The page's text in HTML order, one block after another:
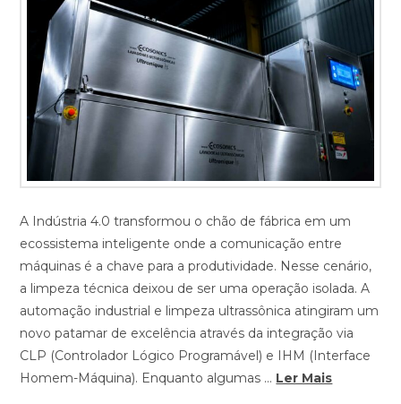
A Indústria 4.0 transformou o chão de fábrica em um
ecossistema inteligente onde a comunicação entre
máquinas é a chave para a produtividade. Nesse cenário,
a limpeza técnica deixou de ser uma operação isolada. A
automação industrial e limpeza ultrassônica atingiram um
novo patamar de excelência através da integração via
CLP (Controlador Lógico Programável) e IHM (Interface
Homem-Máquina). Enquanto algumas … Ler Mais